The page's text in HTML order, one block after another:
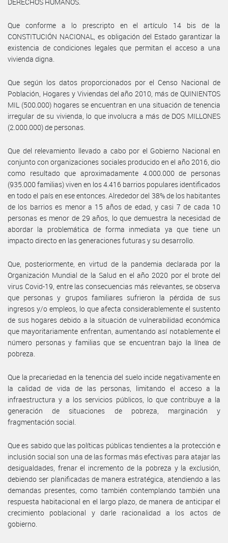
Que conforme a lo prescripto en el artículo 14 bis de la
CONSTITUCIÓN NACIONAL, es obligación del Estado garantizar la
existencia de condiciones legales que permitan el acceso a una
vivienda digna.
Que según los datos proporcionados por el Censo Nacional de
Población, Hogares y Viviendas del año 2010, más de QUINIENTOS
MIL (500.000) hogares se encuentran en una situación de tenencia
irregular de su vivienda, lo que involucra a más de DOS MILLONES
(2.000.000) de personas.
Que del relevamiento llevado a cabo por el Gobierno Nacional en
conjunto con organizaciones sociales producido en el año 2016, dio
como resultado que aproximadamente 4.000.000 de personas
(935.000 familias) viven en los 4.416 barrios populares identificados
en todo el país en ese entonces. Alrededor del 38% de los habitantes
de los barrios es menor a 15 años de edad, y casi 7 de cada 10
personas es menor de 29 años, lo que demuestra la necesidad de
abordar la problemática de forma inmediata ya que tiene un
impacto directo en las generaciones futuras y su desarrollo.
Que, posteriormente, en virtud de la pandemia declarada por la
Organización Mundial de la Salud en el año 2020 por el brote del
virus Covid-19, entre las consecuencias más relevantes, se observa
que personas y grupos familiares sufrieron la pérdida de sus
ingresos y/o empleos, lo que afecta considerablemente el sustento
de sus hogares debido a la situación de vulnerabilidad económica
que mayoritariamente enfrentan, aumentando así notablemente el
número personas y familias que se encuentran bajo la línea de
pobreza.
Que la precariedad en la tenencia del suelo incide negativamente en
la calidad de vida de las personas, limitando el acceso a la
infraestructura y a los servicios públicos, lo que contribuye a la
generación de situaciones de pobreza, marginación y
fragmentación social.
Que es sabido que las políticas públicas tendientes a la protección e
inclusión social son una de las formas más efectivas para atajar las
desigualdades, frenar el incremento de la pobreza y la exclusión,
debiendo ser planificadas de manera estratégica, atendiendo a las
demandas presentes, como también contemplando también una
respuesta habitacional en el largo plazo, de manera de anticipar el
crecimiento poblacional y darle racionalidad a los actos de
gobierno.